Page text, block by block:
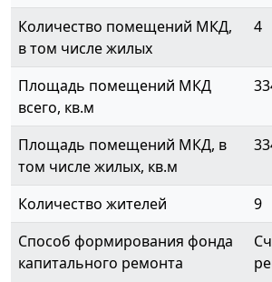
Количество помещений МКД,
в том числе жилых
4
Площадь помещений МКД
всего, кв.м
Площадь помещений МКД, в
том числе жилых, кв.м
Количество жителей
9
Способ формирования фонда
капитального ремонта